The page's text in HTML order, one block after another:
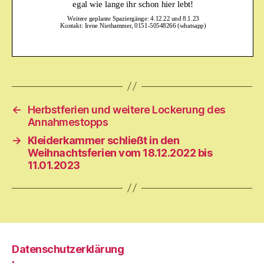
←
Herbstferien und weitere Lockerung des
Annahmestopps
→
Kleiderkammer schließt in den
Weihnachtsferien vom 18.12.2022 bis
11.01.2023
Datenschutzerklärung